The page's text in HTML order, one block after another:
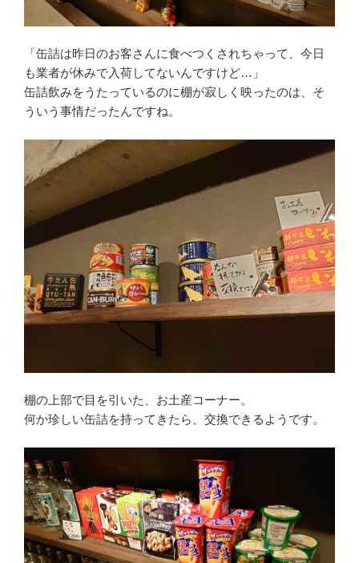
「缶詰は昨日のお客さんに食べつくされちゃって、今日
も業者が休みで入荷してないんですけど…」
缶詰飲みをうたっているのに棚が寂しく映ったのは、そ
ういう事情だったんですね。
棚の上部で目を引いた、お土産コーナー。
何か珍しい缶詰を持ってきたら、交換できるようです。